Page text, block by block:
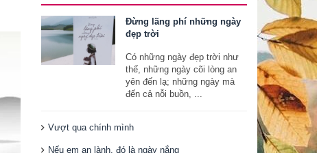
Đừng lãng phí những ngày
đẹp trời
Có những ngày đẹp trời như
thế, những ngày cõi lòng an
yên đến lạ; những ngày mà
đến cả nỗi buồn, ...
Vượt qua chính mình
Nếu em an lành, đó là ngày nắng